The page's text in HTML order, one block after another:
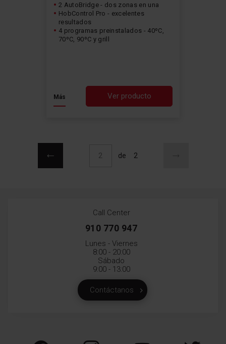
Ver producto
Más
2 AutoBridge - dos zonas en una
HobControl Pro - excelentes
resultados
4 programas preinstalados - 40ºC,
70ºC, 90ºC y grill
Actualmente estás leyendo página
de 2
Call Center
910 770 947
Lunes - Viernes
8:00 - 20:00
Sábado
9:00 - 13:00
Contáctanos